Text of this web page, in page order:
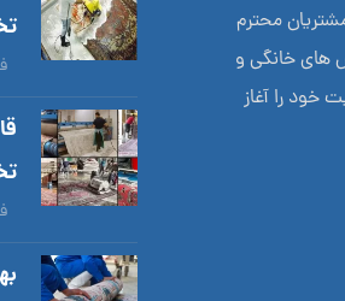
مشتریان محترم
های خانگی و
خود را آغاز